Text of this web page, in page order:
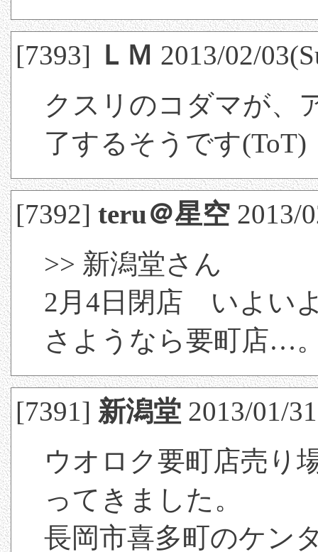
[7393] ＬＭ 2013/02/
クスリのコダマが、
了するそうです(ToT)
[7392]teru＠星空 2013/
>> 新潟堂さん
2月4日閉店 いよい
さようなら要町店…
[7391] 新潟堂 2013/01/
ウオロク要町店売り
ってきました。
長岡市喜多町のケン